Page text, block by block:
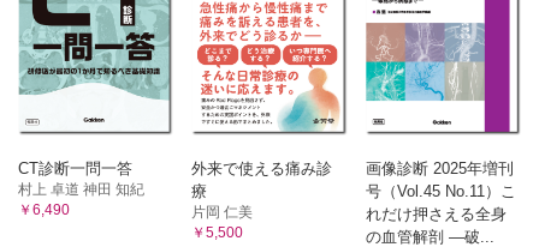
CT診断一問一答
村上 卓道 神田 知紀
￥6,490
外来で使える痛み診
療
片岡 仁美
￥5,500
画像診断 2025年増刊
号（Vol.45 No.11）こ
れだけ押さえる全身
の血管解剖 ―破...